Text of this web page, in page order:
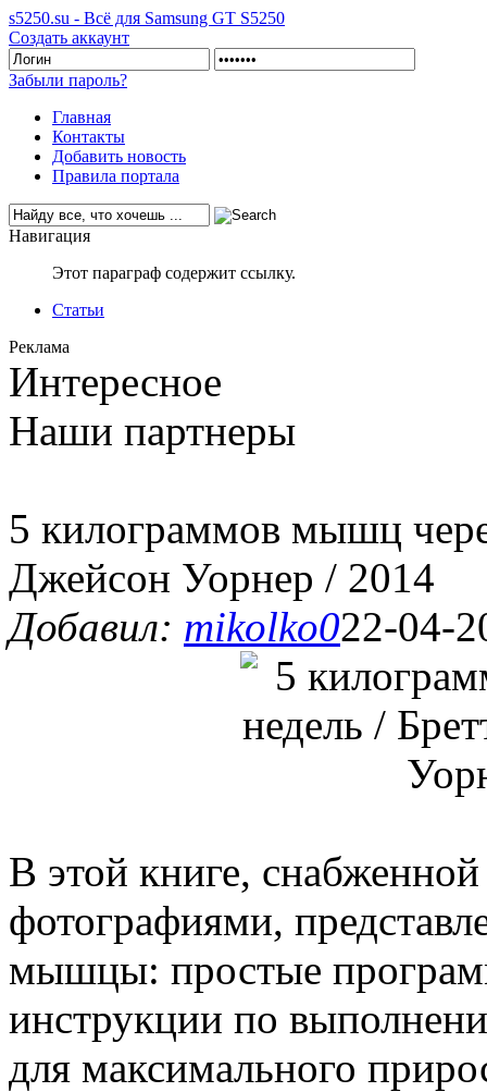
s5250.su - Всё для Samsung GT S5250
Создать аккаунт
Забыли пароль?
Главная
Контакты
Добавить новость
Правила портала
Навигация
Этот параграф содержит ссылку.
Статьи
Реклама
Интересное
Наши партнеры
5 килограммов мышц
Джейсон Уорнер / 2014
Добавил: mikolko022-04-
В этой книге,
фотографиями,
мышцы: простые
инструкции по
для максимального